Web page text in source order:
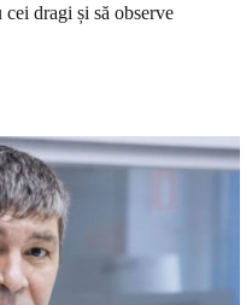
cei dragi și să observe